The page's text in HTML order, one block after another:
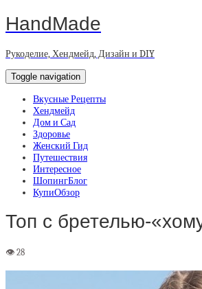
HandMade
Рукоделие, Хендмейд, Дизайн и DIY
Toggle navigation
Вкусные Рецепты
Хендмейд
Дом и Сад
Здоровье
Женский Гид
Путешествия
Интересное
ШопингБлог
КупиОбзор
Топ с бретелью-